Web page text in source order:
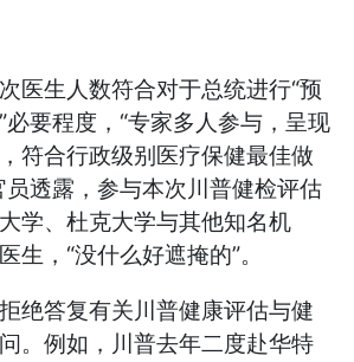
医生人数符合对于总统进行“预
必要程度，“专家多人参与，呈现
符合行政级别医疗保健最佳做
员透露，参与本次川普健检评估
学、杜克大学与其他知名机
生，“没什么好遮掩的”。
绝答复有关川普健康评估与健
。例如，川普去年二度赴华特